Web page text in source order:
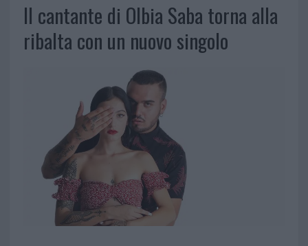
Il cantante di Olbia Saba torna alla
ribalta con un nuovo singolo